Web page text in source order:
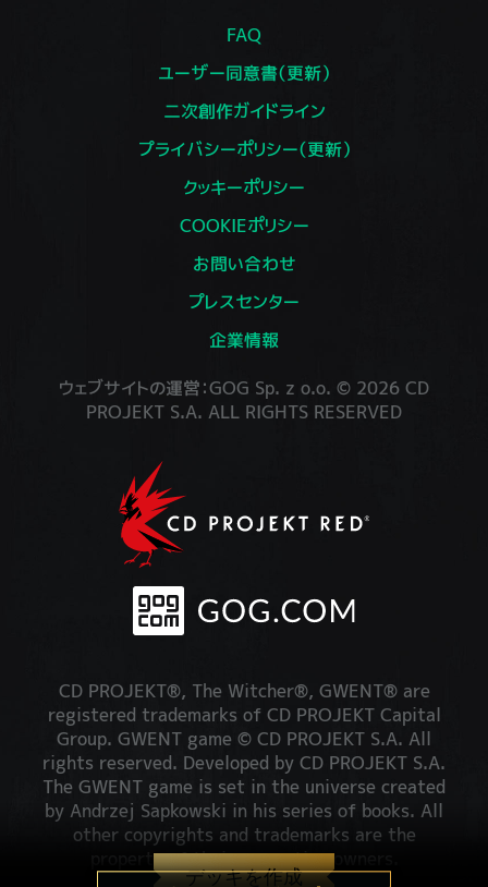
デッキを作成
FAQ
ユーザー同意書（更新）
二次創作ガイドライン
プライバシーポリシー（更新）
クッキーポリシー
COOKIEポリシー
お問い合わせ
プレスセンター
企業情報
ウェブサイトの運営：GOG Sp. z o.o. © 2026 CD
PROJEKT S.A. ALL RIGHTS RESERVED
CD PROJEKT®, The Witcher®, GWENT® are
registered trademarks of CD PROJEKT Capital
Group. GWENT game © CD PROJEKT S.A. All
rights reserved. Developed by CD PROJEKT S.A.
The GWENT game is set in the universe created
by Andrzej Sapkowski in his series of books. All
other copyrights and trademarks are the
property of their respective owners.